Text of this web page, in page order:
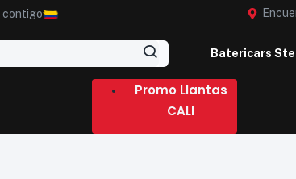
contigo
Batericars
Promo Llantas
CALI